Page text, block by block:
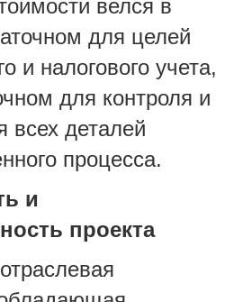
велся в
для целей
и налогового учета,
для контроля и
всех деталей
процесса.
и
проекта